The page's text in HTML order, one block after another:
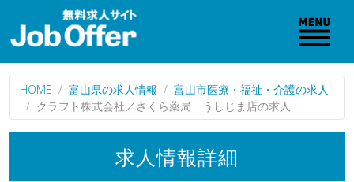
HOME 富山県の求人情報
富山市医療・福祉・介護の求人
クラフト株式会社／さくら薬局 うしじま店の求人
求人情報詳細